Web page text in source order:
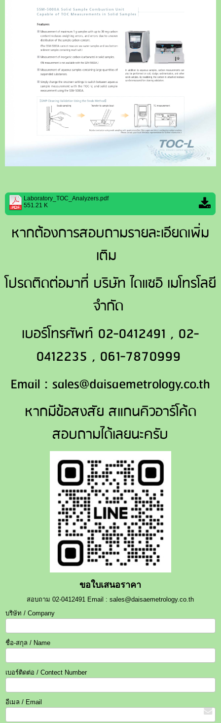
Laboratory_TOC_Analyzers.pdf
551.21 K
หากต้องการสอบถามรายละเอียดเพิ่ม
เติม
โปรดติดต่อมาที่ บริษัท ไดแซอิ เมโทรโลยี
จำกัด
เบอร์โทรศัพท์ 02-0412491 , 02-
0412235 , 061-7870999
Email : sales@daisaemetrology.co.th
หากมีข้อสงสัย สแกนคิวอาร์โค้ด
สอบถามได้เลยนะครับ
ขอใบเสนอราคา
สอบถาม 02-0412491 Email : sales@daisaemetrology.co.th
บริษัท / Company
ชื่อ-สกุล / Name
เบอร์ติดต่อ / Contect Number
อีเมล / Email